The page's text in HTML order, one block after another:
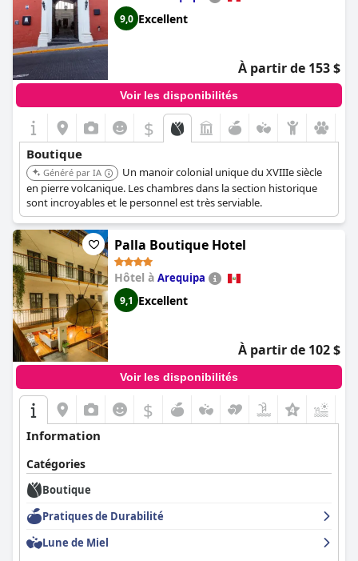
Rodrigo à la réception pour leur service exceptionnel.
Dans l'ensemble, l'hôtel Tierra Viva Machu Picchu reçoit de vives
recommandations pour son emplacement stratégique, ses vues
imprenables, ses chambres confortables, son petit-déjeuner de
qualité et son personnel exceptionnel. Il se distingue comme un
choix de premier ordre pour les voyageurs à la recherche d'un
séjour agréable et pratique tout en explorant les merveilles du
Machu Picchu et de la Vallée Sacrée.
9,0 Excellent
À partir de 153 $
Voir les disponibilités
$
Boutique
Généré par IA
Un manoir colonial unique du XVIIIe siècle
en pierre volcanique. Les chambres dans la section historique
sont incroyables et le personnel est très serviable.
Palla Boutique Hotel
Hôtel à Arequipa
9,1 Excellent
À partir de 102 $
Voir les disponibilités
$
Information
Catégories
Boutique
Pratiques de Durabilité
Lune de Miel